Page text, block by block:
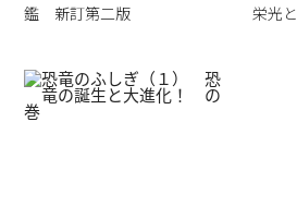
鑑 新訂第二版
栄光